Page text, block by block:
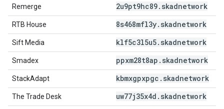
Remerge 2u9pt9hc89. skadnetwork
RTB House 8s468mfl3y. skadnetwork
Sift Media klf5c3l5u5. skadnetwork
Smadex ppxm28t8ap . skadnetwork
StackAdapt kbmxgpxpgc . skadnetwork
The Trade Desk uw77j35x4d . skadnetwork